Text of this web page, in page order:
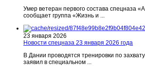
Умер ветеран первого состава спецназа
сообщает группа «Жизнь и ...
23 января 2026
Новости спецназа 23 января 2026 года
В Дании проводятся тренировки по
заявил в специальном ...